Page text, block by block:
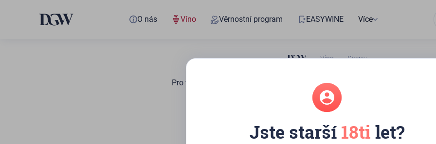
O nás Víno Věrnostní program EASYWINE Více
Víno Sherry
Pro vaše hledání nebyly nalezeny žádné výsledky.
Jste starší 18ti let?